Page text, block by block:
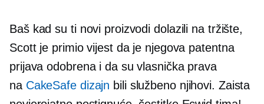
Baš kad su ti novi proizvodi dolazili na tržište,
Scott je primio vijest da je njegova patentna
prijava odobrena i da su vlasnička prava
na CakeSafe dizajn bili službeno njihovi. Zaista